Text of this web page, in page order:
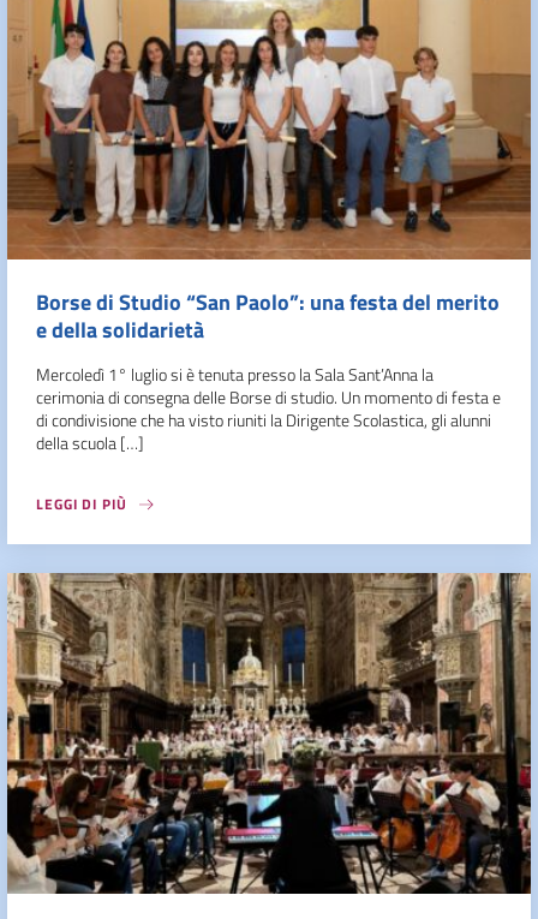
Borse di Studio “San Paolo”: una festa del merito
e della solidarietà
Mercoledì 1° luglio si è tenuta presso la Sala Sant’Anna la
cerimonia di consegna delle Borse di studio. Un momento di festa e
di condivisione che ha visto riuniti la Dirigente Scolastica, gli alunni
della scuola […]
LEGGI DI PIÙ